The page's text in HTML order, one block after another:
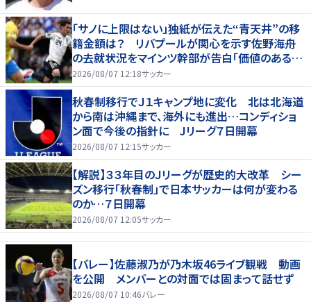
「サノに上限はない」独紙が伝えた“青天井”の移
籍金額は？ リバプールが関心を示す佐野海舟
の去就状況をマインツ幹部が告白「価値のあるも
のになる」
2026/08/07 12:18サッカー
秋春制移行でＪ１キャンプ地に変化 北は北海道
から南は沖縄まで、海外にも進出…コンディショ
ン面で今後の指針に Jリーグ７日開幕
2026/08/07 12:15サッカー
【解説】３３年目のＪリーグが歴史的大改革 シー
ズン移行「秋春制」で日本サッカーは何が変わる
のか…７日開幕
2026/08/07 12:05サッカー
【バレー】佐藤淑乃が乃木坂46ライブ観戦 動画
を公開 メンバーとの対面では固まって話せず
2026/08/07 10:46バレー